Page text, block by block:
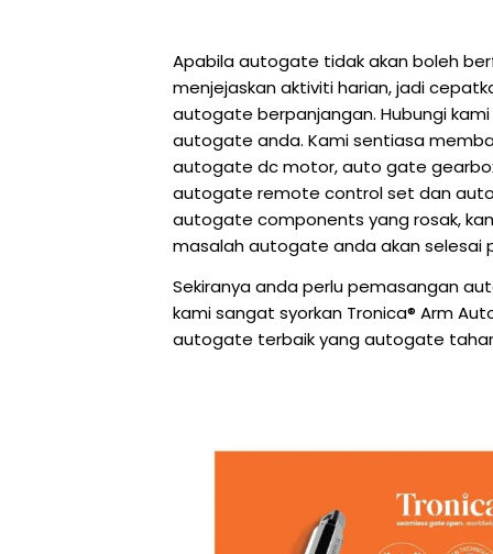
Apabila autogate tidak akan boleh
menjejaskan aktiviti harian, jadi
autogate berpanjangan. Hubungi
autogate anda. Kami sentiasa
autogate dc motor, auto gate
autogate remote control set dan
autogate components yang rosak,
masalah autogate anda akan selesai
Sekiranya anda perlu pemasangan
kami sangat syorkan Tronica® Arm
autogate terbaik yang autogate